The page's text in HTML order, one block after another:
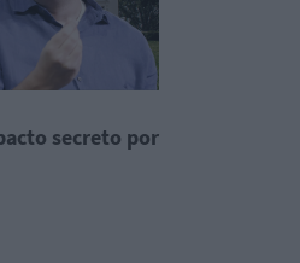
secreto por